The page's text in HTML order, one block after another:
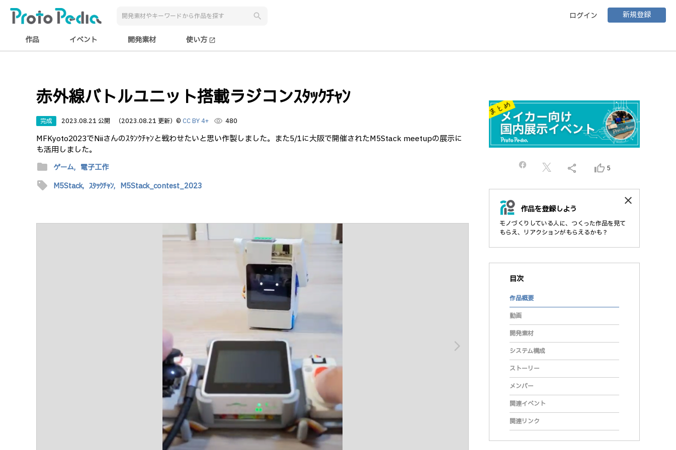
search ログイン 新規登録
作品 イベント 開発素材 使い方 open_in_new
赤外線バトルユニット搭載ラジコンｽﾀｯｸﾁｬﾝ
完成 2023.08.21 公開 （2023.08.21 更新） © CC BY 4+ visibility 480
MFKyoto2023でNiiさんのｽﾀﾝｸﾁｬﾝと戦わせたいと思い作製しました。また5/1に大阪で開催されたM5Stack meetupの展示に
も活用しました。
folder ゲーム, 電子工作
sell M5Stack, ｽﾀｯｸﾁｬﾝ, M5Stack_contest_2023
arrow_forward_ios
share thumb_up_alt 5
作品を登録しよう
モノづくりしている人に、つくった作品を見て
もらえ、リアクションがもらえるかも？
close
目次
作品概要
動画
開発素材
システム構成
ストーリー
メンバー
関連イベント
関連リンク